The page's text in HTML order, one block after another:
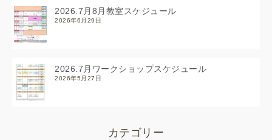
2026.7月8月教室スケジュール
2026年6月29日
2026.7月ワークショップスケジュール
2026年5月27日
カテゴリー